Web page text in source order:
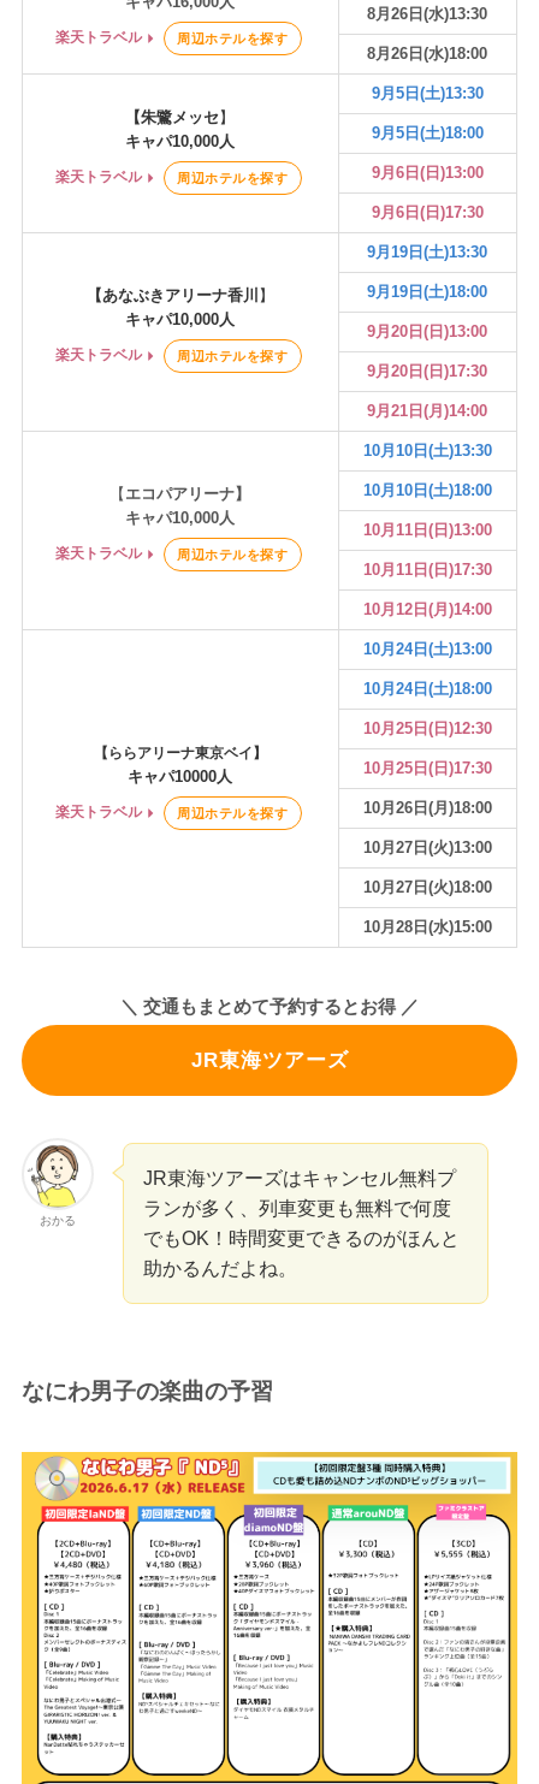
楽天トラベル 周辺ホテルを探す
8月26日(水)13:30
8月26日(水)18:00
【朱鷺メッセ】
キャパ10,000人
楽天トラベル 周辺ホテルを探す
9月5日(土)13:30
9月5日(土)18:00
9月6日(日)13:00
9月6日(日)17:30
【あなぶきアリーナ香川 】
キャパ10,000人
楽天トラベル 周辺ホテルを探す
9月19日(土)13:30
9月19日(土)18:00
9月20日(日)13:00
9月20日(日)17:30
9月21日(月)14:00
【 エコパアリーナ】
キャパ10,000人
楽天トラベル 周辺ホテルを探す
10月10日(土)13:30
10月10日(土)18:00
10月11日(日)13:00
10月11日(日)17:30
10月12日(月)14:00
【ららアリーナ東京ベイ】
キャパ10000人
楽天トラベル 周辺ホテルを探す
10月24日(土)13:00
10月24日(土)18:00
10月25日(日)12:30
10月25日(日)17:30
10月26日(月)18:00
10月27日(火)13:00
10月27日(火)18:00
10月28日(水)15:00
＼ 交通もまとめて予約するとお得 ／
JR東海ツアーズ
おかる
JR東海ツアーズはキャンセル無料プ
ランが多く、列車変更も無料で何度
でもOK！時間変更できるのがほんと
助かるんだよね。
なにわ男子の楽曲の予習